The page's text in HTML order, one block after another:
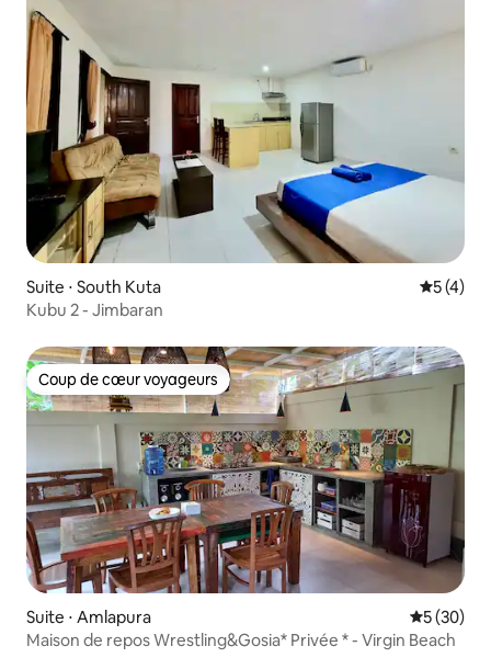
Suite ⋅ South Kuta
5 (4)
Kubu 2 - Jimbaran
Coup de cœur voyageurs
Coup de cœur voyageurs
Suite ⋅ Amlapura
5 (30)
Maison de repos Wrestling&Gosia* Privée * - Virgin Beach